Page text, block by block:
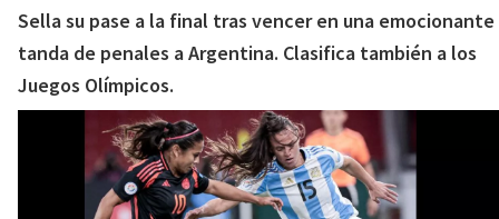
Sella su pase a la final tras vencer en una emocionante
tanda de penales a Argentina. Clasifica también a los
Juegos Olímpicos.